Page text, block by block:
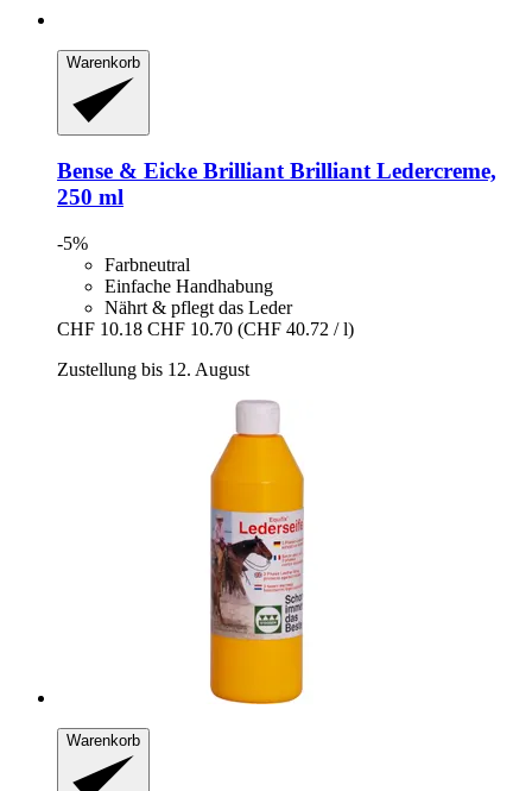
Warenkorb
Bense & Eicke Brilliant Brilliant Ledercreme,
250 ml
-5%
Farbneutral
Einfache Handhabung
Nährt & pflegt das Leder
CHF 10.18 CHF 10.70 (CHF 40.72 / l)
Zustellung bis 12. August
Warenkorb